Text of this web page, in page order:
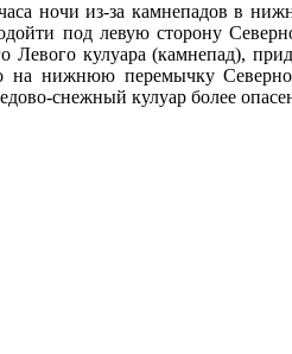
ночи из-за камнепадов в
под левую сторону
кулуара (камнепад),
нижнюю перемычку
снежный кулуар более